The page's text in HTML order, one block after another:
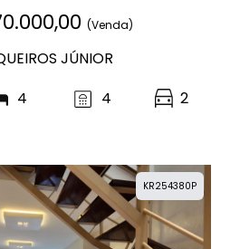
(Venda)
JÚNIOR
4 4 2
KR254380P